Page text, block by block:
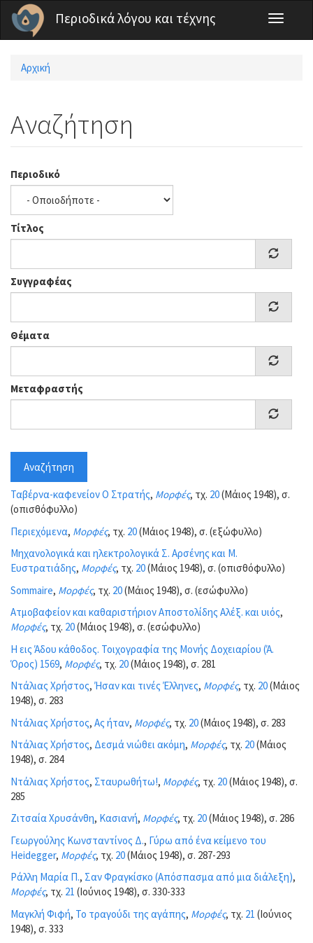
Παράκαμψη προς το κυρίως περιεχόμενο
Περιοδικά λόγου και τέχνης
Toggle
Είστε εδώ
Αρχική
Αναζήτηση
Περιοδικό
Τίτλος
Συγγραφέας
Θέματα
Μεταφραστής
Αναζήτηση
Ταβέρνα-καφενείον Ο Στρατής, Μορφές, τχ. 20(Μάιος 1948), σ.
(οπισθόφυλλο)
Περιεχόμενα, Μορφές, τχ. 20(Μάιος 1948), σ. (εξώφυλλο)
Μηχανολογικά και ηλεκτρολογικά Σ. Αρσένης και Μ.
Ευστρατιάδης, Μορφές, τχ. 20(Μάιος 1948), σ. (οπισθόφυλλο)
Sommaire, Μορφές, τχ. 20(Μάιος 1948), σ. (εσώφυλλο)
Ατμοβαφείον και καθαριστήριον Αποστολίδης Αλέξ. και υιός,
Μορφές, τχ. 20(Μάιος 1948), σ. (εσώφυλλο)
Η εις Άδου κάθοδος. Τοιχογραφία της Μονής Δοχειαρίου (Ά.
Όρος) 1569, Μορφές, τχ. 20(Μάιος 1948), σ. 281
Ντάλιας Χρήστος, Ήσαν και τινές Έλληνες, Μορφές, τχ. 20(Μάιος
1948), σ. 283
Ντάλιας Χρήστος, Ας ήταν, Μορφές, τχ. 20(Μάιος 1948), σ. 283
Ντάλιας Χρήστος, Δεσμά νιώθει ακόμη, Μορφές, τχ. 20(Μάιος
1948), σ. 284
Ντάλιας Χρήστος, Σταυρωθήτω!, Μορφές, τχ. 20(Μάιος 1948), σ.
285
Ζιτσαία Χρυσάνθη, Κασιανή, Μορφές, τχ. 20(Μάιος 1948), σ. 286
Γεωργούλης Κωνσταντίνος Δ., Γύρω από ένα κείμενο του
Heidegger, Μορφές, τχ. 20(Μάιος 1948), σ. 287-293
Ράλλη Μαρία Π., Σαν Φραγκίσκο (Απόσπασμα από μια διάλεξη),
Μορφές, τχ. 21 (Ιούνιος 1948), σ. 330-333
Μαγκλή Φιφή, Το τραγούδι της αγάπης, Μορφές, τχ. 21 (Ιούνιος
1948), σ. 333